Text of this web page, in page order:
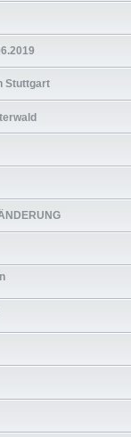
Stuttgart